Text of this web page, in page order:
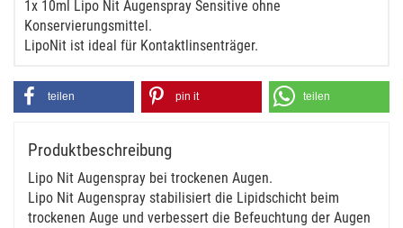
1x 10ml Lipo Nit Augenspray Sensitive ohne
Konservierungsmittel.
LipoNit ist ideal für Kontaktlinsenträger.
teilen pin it teilen
Produktbeschreibung
Lipo Nit Augenspray bei trockenen Augen.
Lipo Nit Augenspray stabilisiert die Lipidschicht beim
trockenen Auge und verbessert die Befeuchtung der Augen